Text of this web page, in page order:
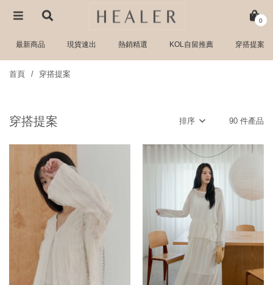
0
最新商品 現貨速出 熱銷精選 KOL自留推薦 穿搭提案
首頁 穿搭提案
穿搭提案 排序 90 件產品